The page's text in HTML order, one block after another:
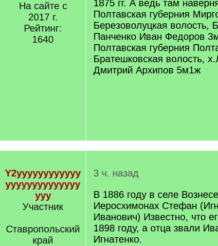
На сайте с
2017 г.
Рейтинг:
1640
1875 гг. А ведь там
Полтавская губерния
Березоволуцкая волость,
Панченко Иван Федоров
Полтавская губерния
Братешковская волость,
Дмитрий Архипов 5м1ж
Y2yyyyyyyyyyyy
yyyyyyyyyyyyyy
yyy
Участник
Ставропольский
край
3 ч. назад
В 1886 году в селе
Иеросхимонах Стефан
Иванович) Известно, что
1898 году, а отца звали
Игнатенко.